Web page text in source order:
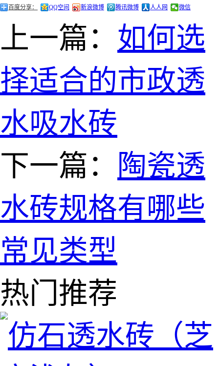
百度分享： QQ空间 新浪微博 腾讯微博 人人网 微信
上一篇： 如何选
择适合的市政透
水吸水砖
下一篇：
陶瓷透
水砖规格有哪些
常见类型
热门推荐